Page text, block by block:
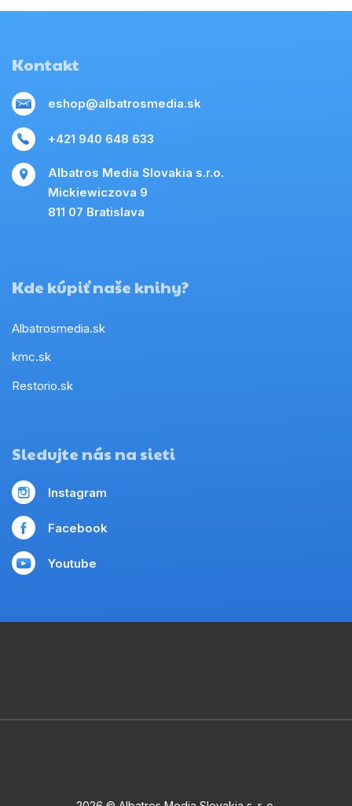
Kontakt
eshop@albatrosmedia.sk
+421 940 648 633
Albatros Media Slovakia s.r.o.
Mickiewiczova 9
811 07 Bratislava
Kde kúpiť naše knihy?
Albatrosmedia.sk
kmc.sk
Restorio.sk
Sledujte nás na sieti
Instagram
Facebook
Youtube